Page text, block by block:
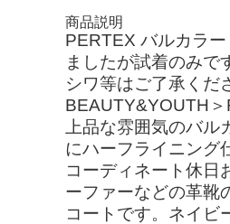
商品説明
PERTEX バルカラ
ましたが試着のみで
シワ等はご了承くだ
BEAUTY&YOUTH
上品な雰囲気のバ
にハーフライニング
コーディネート休日
ーファーなどの革靴
コートです。ネイビ